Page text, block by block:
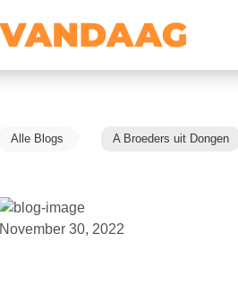
Alle Blogs A Broeders uit Dongen
November 30, 2022